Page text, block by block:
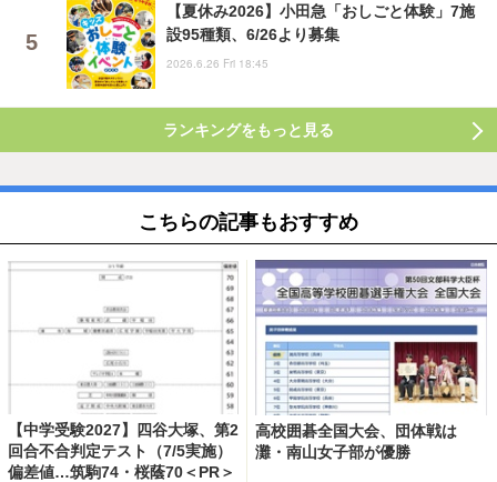
【夏休み2026】小田急「おしごと体験」7施
設95種類、6/26より募集
2026.6.26 Fri 18:45
ランキングをもっと見る
こちらの記事もおすすめ
【中学受験2027】四谷大塚、第2
回合不合判定テスト（7/5実施）
偏差値…筑駒74・桜蔭70＜PR＞
高校囲碁全国大会、団体戦は
灘・南山女子部が優勝